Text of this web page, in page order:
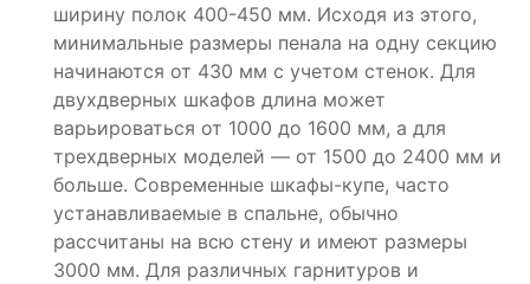
ширину полок 400-450 мм. Исходя из этого,
минимальные размеры пенала на одну секцию
начинаются от 430 мм с учетом стенок. Для
двухдверных шкафов длина может
варьироваться от 1000 до 1600 мм, а для
трехдверных моделей — от 1500 до 2400 мм и
больше. Современные шкафы-купе, часто
устанавливаемые в спальне, обычно
рассчитаны на всю стену и имеют размеры
3000 мм. Для различных гарнитуров и